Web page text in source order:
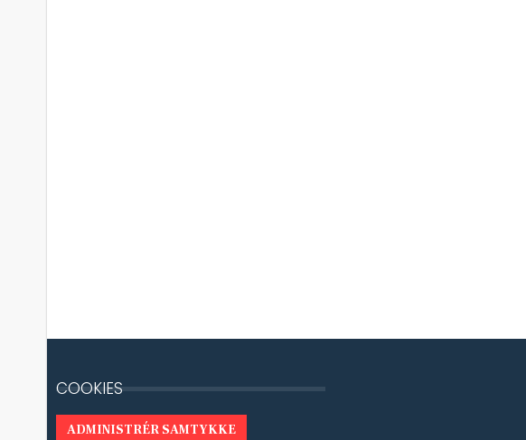
COOKIES
ADMINISTRÉR SAMTYKKE